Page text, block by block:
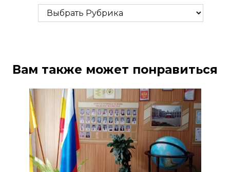
Рубрики
Вам также может понравиться